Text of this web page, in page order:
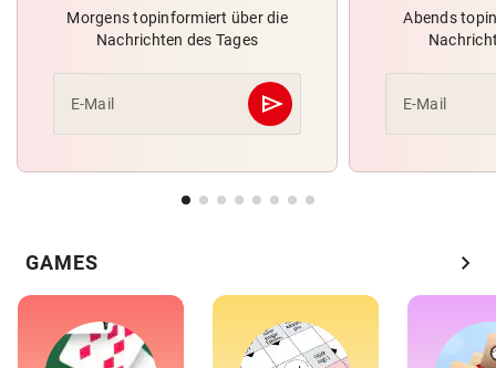
Morgens topinformiert über die
Nachrichten des Tages
E-Mail send
Abschicken
Abends
E-Mail
GAMES chevron_right